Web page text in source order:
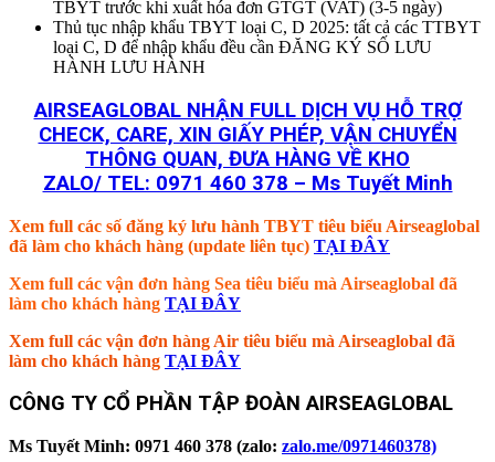
TBYT trước khi xuất hóa đơn GTGT (VAT) (3-5 ngày)
Thủ tục nhập khẩu TBYT loại C, D 2025: tất cả các TTBYT
loại C, D để nhập khẩu đều cần ĐĂNG KÝ SỐ LƯU
HÀNH LƯU HÀNH
AIRSEAGLOBAL NHẬN FULL DỊCH VỤ HỖ TRỢ
CHECK, CARE, XIN GIẤY PHÉP, VẬN CHUYỂN
THÔNG QUAN, ĐƯA HÀNG VỀ KHO
ZALO/ TEL: 0971 460 378 – Ms Tuyết Minh
Xem full các số đăng ký lưu hành TBYT tiêu biểu Airseaglobal
đã làm cho khách hàng (update liên tục) TẠI ĐÂY
Xem full các vận đơn hàng Sea tiêu biểu mà Airseaglobal đã
làm cho khách hàng TẠI ĐÂY
Xem full các vận đơn hàng Air tiêu biểu mà Airseaglobal đã
làm cho khách hàng TẠI ĐÂY
CÔNG TY CỔ PHẦN TẬP ĐOÀN AIRSEAGLOBAL
Ms Tuyết Minh: 0971 460 378 (zalo: zalo.me/0971460378)